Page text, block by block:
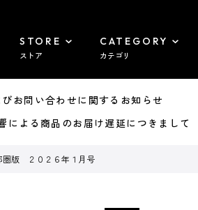
STORE
ストア
CATEGORY
カテゴリ
問い合わせに関するお知らせ
よる商品のお届け遅延につきまして
版 ２０２６年１月号